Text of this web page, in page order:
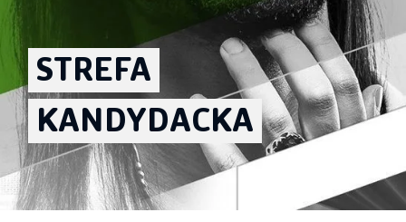
STREFA
KANDYDACKA